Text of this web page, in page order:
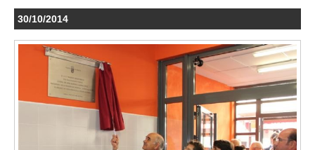
30/10/2014